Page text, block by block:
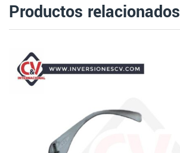
Productos relacionados